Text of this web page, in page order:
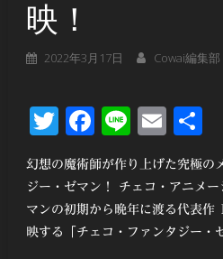
映！
2022年3月17日 Cowai編集部
Twitter
Facebook
Line
幻想の魔術師が作り上げた究極の
ジー・ゼマン！ チェコ・アニメ
マンの初期から晩年に渡る代表
映する「チェコ・ファンタジー